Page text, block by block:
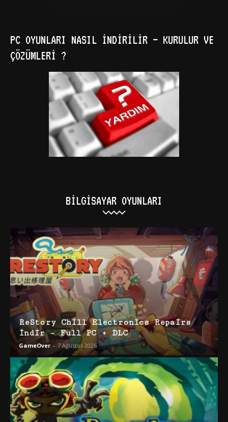
PC OYUNLARI NASIL İNDIRILIR – KURULUR VE
ÇÖZÜMLERI ?
BILGISAYAR OYUNLARI
ReStory Chill Electronics Repairs
İndir – Full PC + DLC
GameOver - 7 Ağustos 2026